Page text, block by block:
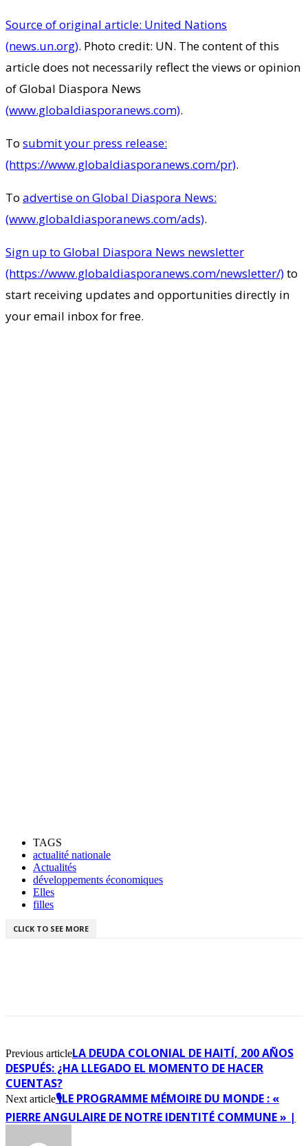
Source of original article: United Nations
(news.un.org). Photo credit: UN. The content of this
article does not necessarily reflect the views or opinion
of Global Diaspora News
(www.globaldiasporanews.com).
To submit your press release:
(https://www.globaldiasporanews.com/pr).
To advertise on Global Diaspora News:
(www.globaldiasporanews.com/ads).
Sign up to Global Diaspora News newsletter
(https://www.globaldiasporanews.com/newsletter/)to
start receiving updates and opportunities directly in
your email inbox for free.
TAGS
actualité nationale
Actualités
développements économiques
Elles
filles
CLICK TO SEE MORE
Previous articleLA DEUDA COLONIAL DE HAITÍ, 200 AÑOS
DESPUÉS: ¿HA LLEGADO EL MOMENTO DE HACER
CUENTAS?
Next article🎙️LE PROGRAMME MÉMOIRE DU MONDE : «
PIERRE ANGULAIRE DE NOTRE IDENTITÉ COMMUNE » |